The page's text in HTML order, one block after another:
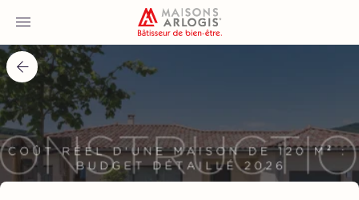
Accueil
Nos maisons
Nos annonces